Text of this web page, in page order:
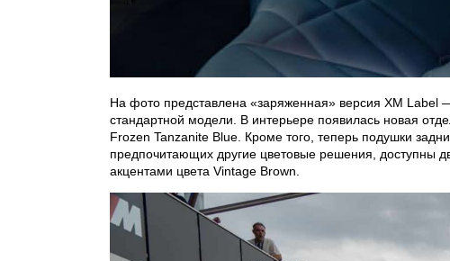
На фото представлена «заряженная» версия XM Label
стандартной модели. В интерьере появилась новая
Frozen Tanzanite Blue. Кроме того, теперь подушки
предпочитающих другие цветовые решения, доступны
акцентами цвета Vintage Brown.